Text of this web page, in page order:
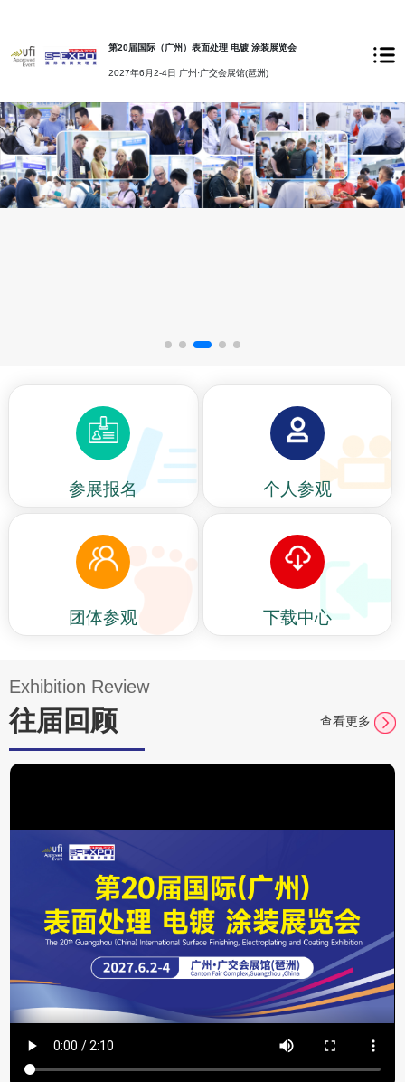
第20届国际（广州）表面处理 电镀 涂装展览会
2027年6月2-4日 广州·广交会展馆(琶洲)
参展报名 个人参观
团体参观 下载中心
Exhibition Review
往届回顾 查看更多